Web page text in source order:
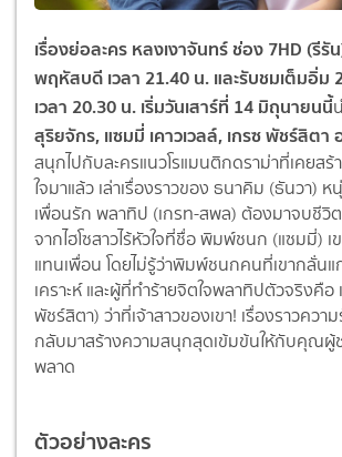
เรื่องย่อละคร หลงเงาจันทร์ ช่อง 7HD (รี
พฤหัสบดี เวลา 21.40 น. และรับชมเต็มอิ่ม
เวลา 20.30 น. เริ่มวันเสาร์ที่ 14 มิถุนายนนี้
สุริยจักร, แซมมี่ เคาวเวลล์, เกรซ พัชร์สิต
สนุกไปกับละครแนวโรแมนติกดราม่าที่เคยสร้
ใจมาแล้ว เล่าเรื่องราวของ ธนาคิม (ธันวา)
เพื่อนรัก พลาทิป (เกรท-สพล) ต้องมาจบชีวิ
จากไฮโซสาวไร้หัวใจที่ชื่อ พิมพ์ชนก (แซมมี่)
แทนเพื่อน โดยไม่รู้ว่าพิมพ์ชนกคนที่เขากลั่น
เคราะห์ และผู้ที่ทำร้ายจิตใจพลาทิปตัวจริงคือ
พัชร์สิตา) ว่าที่เจ้าสาวของเขา! เรื่องราวควา
กลับมาสร้างความสนุกสุดเข้มข้นให้กับคุณผู้
พลาด
ตัวอย่างละคร